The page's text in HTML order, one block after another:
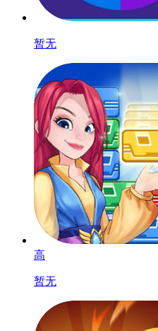
暂无
高
暂无